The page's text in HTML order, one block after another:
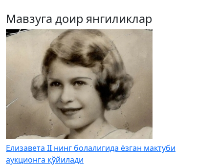
Мавзуга доир янгиликлар
Елизавета II нинг болалигида ёзган мактуби
аукционга қўйилади